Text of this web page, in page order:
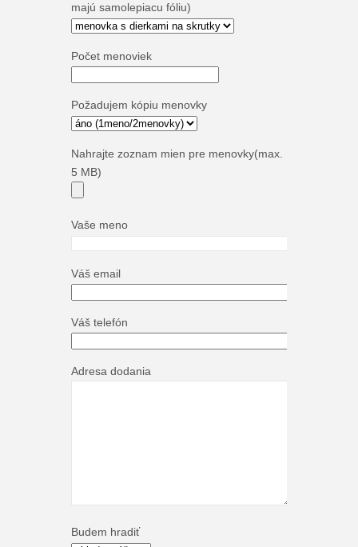
majú samolepiacu fóliu)
Počet menoviek
Požadujem kópiu menovky
Nahrajte zoznam mien pre menovky(max.
5 MB)
Vaše meno
Váš email
Váš telefón
Adresa dodania
Budem hradiť